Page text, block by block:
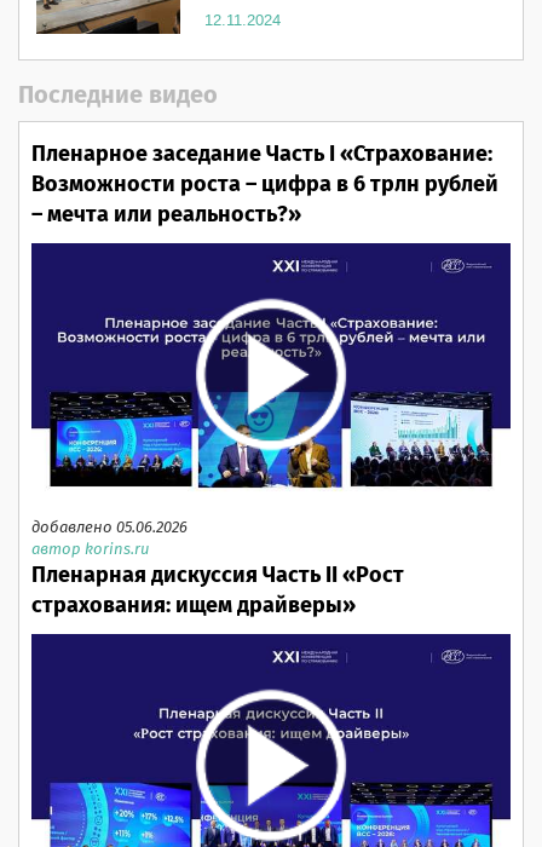
12.11.2024
Последние видео
Пленарное заседание Часть I «Страхование:
Возможности роста – цифра в 6 трлн рублей
– мечта или реальность?»
добавлено 05.06.2026
автор korins.ru
Пленарная дискуссия Часть II «Рост
страхования: ищем драйверы»